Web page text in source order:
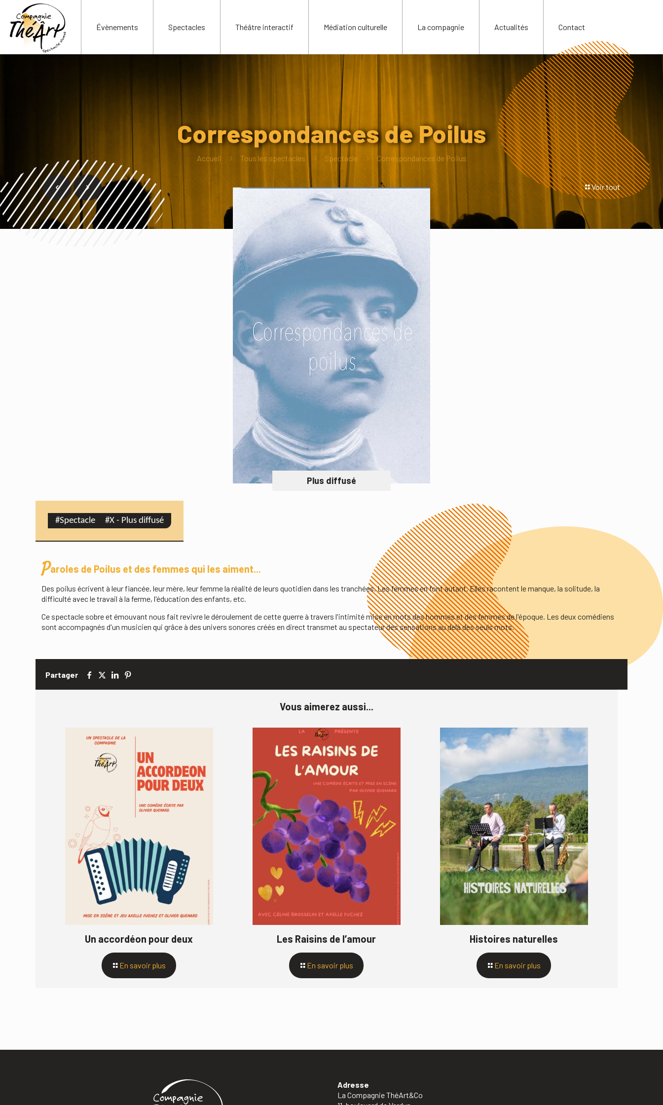
Évènements Spectacles Théâtre interactif Médiation culturelle La compagnie Actualités Contact
Correspondances de Poilus
Accueil Tous les spectacles Spectacle Correspondances de Poilus
Voir tout
Plus diffusé
#Spectacle #X - Plus diffusé
Paroles de Poilus et des femmes qui les aiment...
Des poilus écrivent à leur fiancée, leur mère, leur femme la réalité de leurs quotidien dans les tranchées. Les femmes en font autant. Elles racontent le manque, la solitude, la
difficulté avec le travail à la ferme, l'éducation des enfants, etc.
Ce spectacle sobre et émouvant nous fait revivre le déroulement de cette guerre à travers l'intimité mise en mots des hommes et des femmes de l'époque. Les deux comédiens
sont accompagnés d'un musicien qui grâce à des univers sonores créés en direct transmet au spectateur des sensations au delà des seuls mots.
Partager
Vous aimerez aussi...
Un accordéon pour deux
En savoir plus
Les Raisins de l’amour
En savoir plus
Histoires naturelles
En savoir plus
Adresse
La Compagnie ThéArt&Co